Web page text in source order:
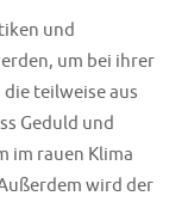
und
um bei ihrer
teilweise aus
Geduld und
im rauen Klima
wird der